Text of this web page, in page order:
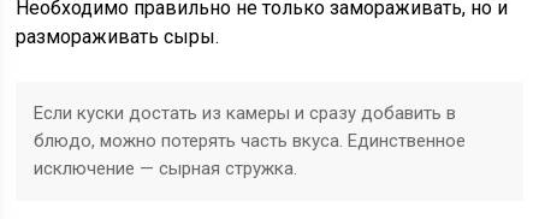
Необходимо правильно не только замораживать, но и
размораживать сыры.
Если куски достать из камеры и сразу добавить в
блюдо, можно потерять часть вкуса. Единственное
исключение — сырная стружка.